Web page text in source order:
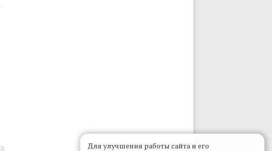
Для улучшения работы сайта и его